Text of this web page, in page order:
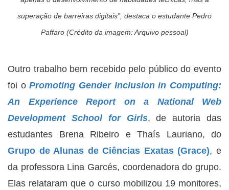
superação de barreiras digitais”, destaca o estudante Pedro
Paffaro (Crédito da imagem: Arquivo pessoal)
Outro trabalho bem recebido pelo público do evento
foi oPromoting Gender Inclusion in Computing:
An Experience Report on a National Web
Development School for Girls, de autoria das
estudantes Brena Ribeiro e Thaís Lauriano, do
Grupo de Alunas de Ciências Exatas (Grace), e
da professora Lina Garcés, coordenadora do grupo.
Elas relataram que o curso mobilizou 19 monitores,